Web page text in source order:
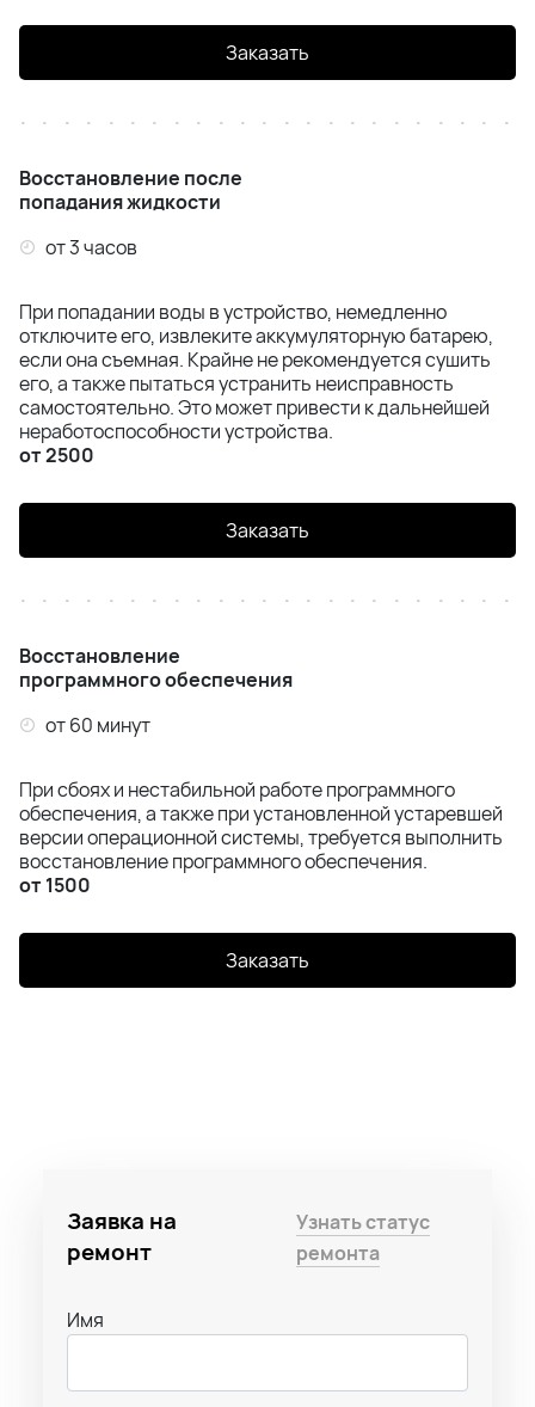
Заказать
Восстановление после
попадания жидкости
от 3 часов
При попадании воды в устройство, немедленно
отключите его, извлеките аккумуляторную батарею,
если она съемная. Крайне не рекомендуется сушить
его, а также пытаться устранить неисправность
самостоятельно. Это может привести к дальнейшей
неработоспособности устройства.
от 2500
Заказать
Восстановление
программного обеспечения
от 60 минут
При сбоях и нестабильной работе программного
обеспечения, а также при установленной устаревшей
версии операционной системы, требуется выполнить
восстановление программного обеспечения.
от 1500
Заказать
Заявка на
ремонт
Узнать статус
ремонта
Имя